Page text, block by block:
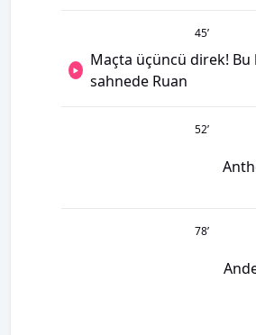
45’
Maçta üçüncü direk! Bu
sahnede Ruan
52’
78’